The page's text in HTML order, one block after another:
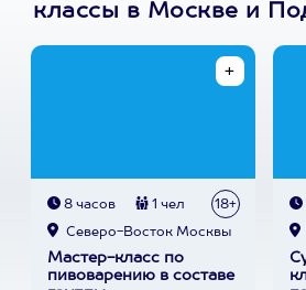
классы в Москве и
8 часов 1 чел 18+
Северо-Восток Москвы
Мастер-класс по
пивоварению в составе